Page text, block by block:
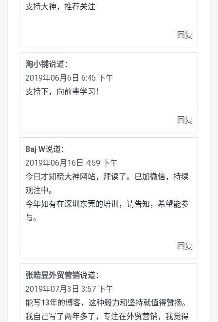
支持大神，推荐关注
回复
淘小铺说道：
2019年06月6日 6:45 下午
支持下，向前辈学习！
回复
Baj W说道：
2019年06月16日 4:59 下午
今日才知晓大神网站，拜读了。已加微信，持续
观注中。
今年如有在深圳东莞的培训，请告知，希望能参
与。
回复
张皓昱外贸营销说道：
2019年07月3日 3:57 下午
能写13年的博客，这种毅力和坚持就值得赞扬。
我自己写了两年多了，专注在外贸营销，我觉得